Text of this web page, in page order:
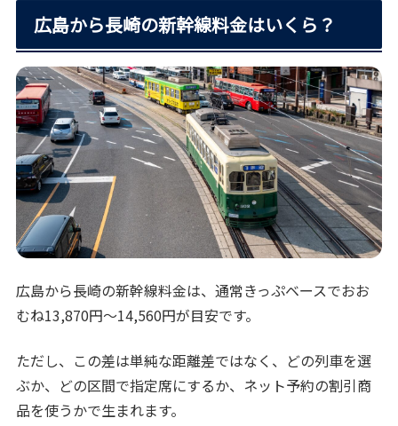
広島から長崎の新幹線料金はいくら？
広島から長崎の新幹線料金は、通常きっぷベースでおお
むね13,870円〜14,560円が目安です。
ただし、この差は単純な距離差ではなく、どの列車を選
ぶか、どの区間で指定席にするか、ネット予約の割引商
品を使うかで生まれます。